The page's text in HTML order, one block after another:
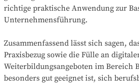
richtige praktische Anwendung zur
Unternehmensführung.
Zusammenfassend lässt sich sagen,
Praxisbezug sowie die Fülle an
Weiterbildungsangeboten im Bereich
besonders gut geeignet ist, sich